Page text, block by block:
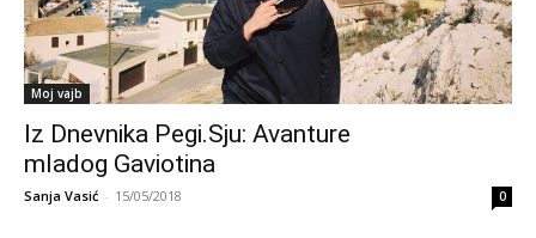
Moj vajb
Iz Dnevnika Pegi.Sju: Avanture
mladog Gaviotina
Sanja Vasić - 15/05/2018 0